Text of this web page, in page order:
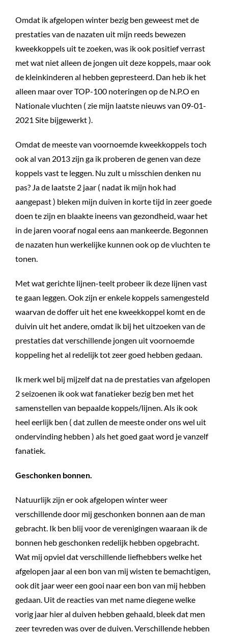
Omdat ik afgelopen winter bezig ben geweest met de
prestaties van de nazaten uit mijn reeds bewezen
kweekkoppels uit te zoeken, was ik ook positief verrast
met wat niet alleen de jongen uit deze koppels, maar ook
de kleinkinderen al hebben gepresteerd. Dan heb ik het
alleen maar over TOP-100 noteringen op de N.P.O en
Nationale vluchten ( zie mijn laatste nieuws van 09-01-
2021 Site bijgewerkt ).
Omdat de meeste van voornoemde kweekkoppels toch
ook al van 2013 zijn ga ik proberen de genen van deze
koppels vast te leggen. Nu zult u misschien denken nu
pas? Ja de laatste 2 jaar ( nadat ik mijn hok had
aangepast ) bleken mijn duiven in korte tijd in zeer goede
doen te zijn en blaakte ineens van gezondheid, waar het
in de jaren vooraf nogal eens aan mankeerde. Begonnen
de nazaten hun werkelijke kunnen ook op de vluchten te
tonen.
Met wat gerichte lijnen-teelt probeer ik deze lijnen vast
te gaan leggen. Ook zijn er enkele koppels samengesteld
waarvan de doffer uit het ene kweekkoppel komt en de
duivin uit het andere, omdat ik bij het uitzoeken van de
prestaties dat verschillende jongen uit voornoemde
koppeling het al redelijk tot zeer goed hebben gedaan.
Ik merk wel bij mijzelf dat na de prestaties van afgelopen
2 seizoenen ik ook wat fanatieker bezig ben met het
samenstellen van bepaalde koppels/lijnen. Als ik ook
heel eerlijk ben ( dat zullen de meeste onder ons wel uit
ondervinding hebben ) als het goed gaat word je vanzelf
fanatiek.
Geschonken bonnen.
Natuurlijk zijn er ook afgelopen winter weer
verschillende door mij geschonken bonnen aan de man
gebracht. Ik ben blij voor de verenigingen waaraan ik de
bonnen heb geschonken redelijk hebben opgebracht.
Wat mij opviel dat verschillende liefhebbers welke het
afgelopen jaar al een bon van mij wisten te bemachtigen,
ook dit jaar weer een gooi naar een bon van mij hebben
gedaan. Uit de reacties van met name diegene welke
vorig jaar hier al duiven hebben gehaald, bleek dat men
zeer tevreden was over de duiven. Verschillende hebben